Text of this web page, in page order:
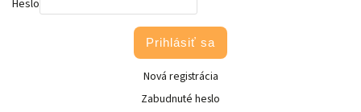
Heslo
Prihlásiť sa
Nová registrácia
Zabudnuté heslo